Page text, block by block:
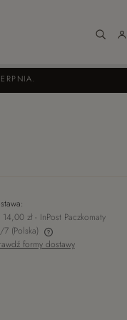
zł
- InPost Paczkomaty
7 (Polska)
formy dostawy